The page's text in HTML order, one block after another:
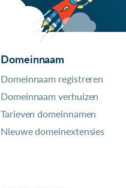
Domeinnaam
Domeinnaam registreren
Domeinnaam verhuizen
Tarieven domeinnamen
Nieuwe domeinextensies